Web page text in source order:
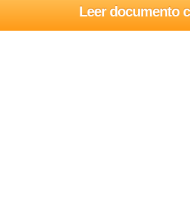
Leer documento